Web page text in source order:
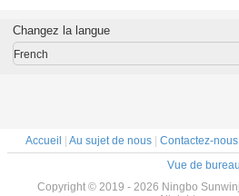
la peau
Changez la langue
French
Accueil | Au sujet de nous | Contactez-nous
Vue de bureau
Copyright © 2019 - 2026 Ningbo